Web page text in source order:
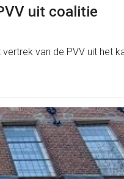
uit coalitie
van de PVV uit het